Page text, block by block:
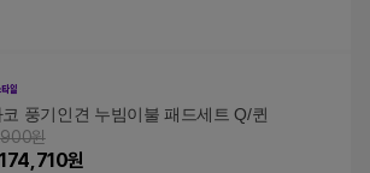
코 풍기인견 누빔이불 패드세트 Q/퀸
원
174,710원